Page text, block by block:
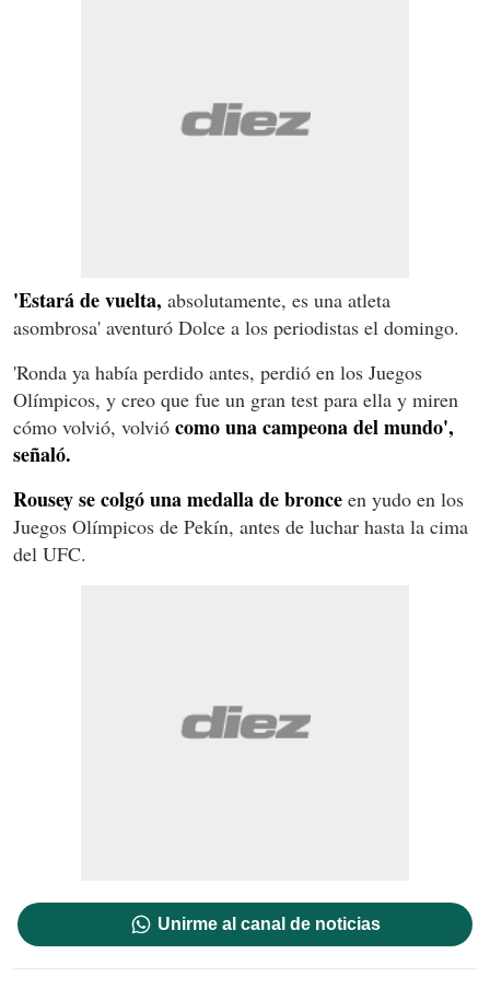
'Estará de vuelta, absolutamente, es una atleta
asombrosa' aventuró Dolce a los periodistas el domingo.
'Ronda ya había perdido antes, perdió en los Juegos
Olímpicos, y creo que fue un gran test para ella y miren
cómo volvió, volvió como una campeona del mundo',
señaló.
Rousey se colgó una medalla de bronce en yudo en los
Juegos Olímpicos de Pekín, antes de luchar hasta la cima
del UFC.
Unirme al canal de noticias